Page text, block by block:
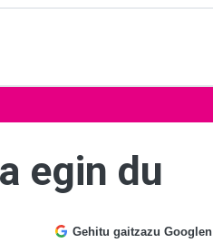
egin du
Gehitu gaitzazu Googlen